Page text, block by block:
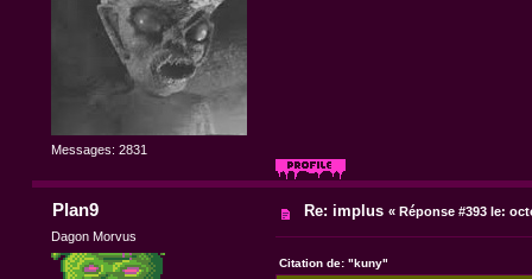
Messages: 2831
Plan9
Dagon Morvus
Re: implus « Réponse #393 le:
Citation de: "kuny"